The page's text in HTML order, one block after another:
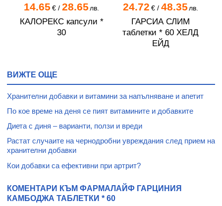
14.65 €/ 28.65 лв.
КАЛОРЕКС капсули *
30
24.72 €/ 48.35 лв.
ГАРСИА СЛИМ
таблетки * 60 ХЕЛД
ЕЙД
ВИЖТЕ ОЩЕ
Хранителни добавки и витамини за напълняване и апетит
По кое време на деня се пият витамините и добавките
Диета с диня – варианти, ползи и вреди
Растат случаите на чернодробни увреждания след прием на
хранителни добавки
Кои добавки са ефективни при артрит?
КОМЕНТАРИ КЪМ ФАРМАЛАЙФ ГАРЦИНИЯ
КАМБОДЖА ТАБЛЕТКИ * 60